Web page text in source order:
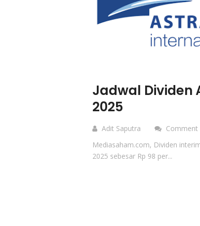
Jadwal Dividen
2025
Adit Saputra
Comment
Mediasaham.com, Dividen
2025 sebesar Rp 98 per...